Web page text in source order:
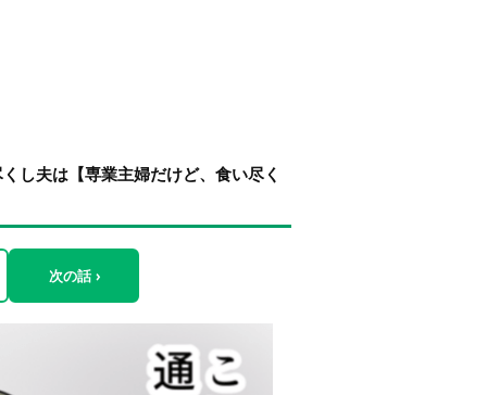
し夫は【専業主婦だけど、食い尽く
次の話 ›